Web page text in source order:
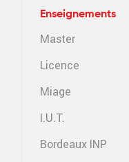
Enseignements
Master
Licence
Miage
I.U.T.
Bordeaux INP